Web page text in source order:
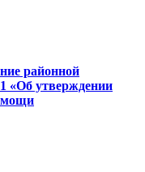
районной
«Об утверждении